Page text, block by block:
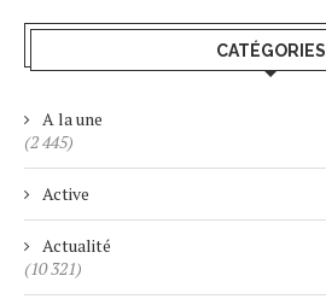
CATÉGORIES
A la une
(2 445)
Active
Actualité
(10 321)